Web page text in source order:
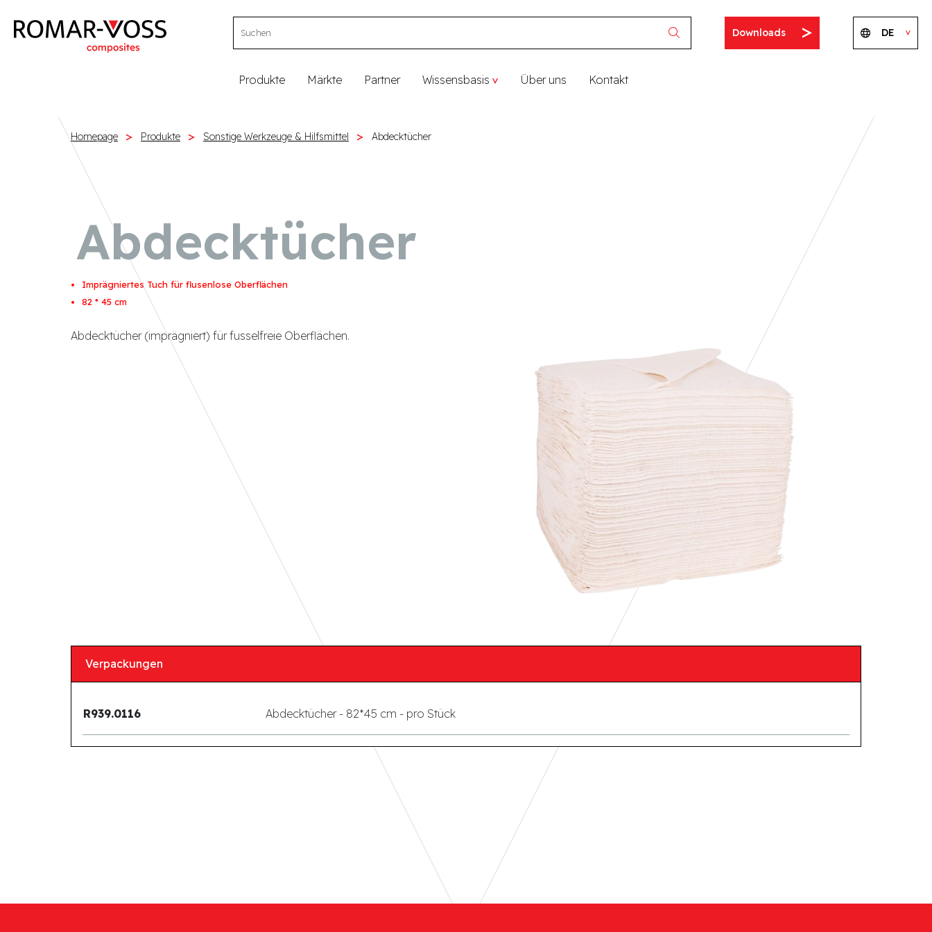
Downloads DE
Produkte Märkte Partner Wissensbasis Über uns Kontakt
Homepage Produkte Sonstige Werkzeuge & Hilfsmittel Abdecktücher
Abdecktücher
Imprägniertes Tuch für flusenlose Oberflächen
82 * 45 cm
Abdecktücher (imprägniert) für fusselfreie Oberflächen.
Verpackungen
R939.0116 Abdecktücher - 82*45 cm - pro Stück